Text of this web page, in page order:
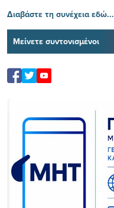
Διαβάστε τη συνέχεια εδώ...
Μείνετε συντονισμένοι